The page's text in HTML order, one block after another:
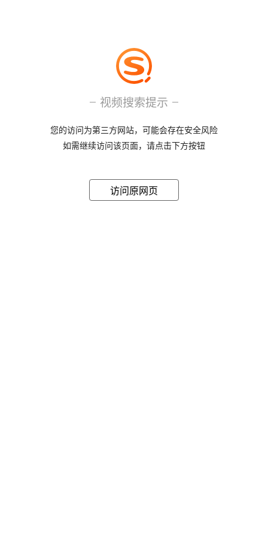
视频搜索提示
您的访问为第三方网站，可能会存在安全风险
如需继续访问该页面，请点击下方按钮
访问原网页